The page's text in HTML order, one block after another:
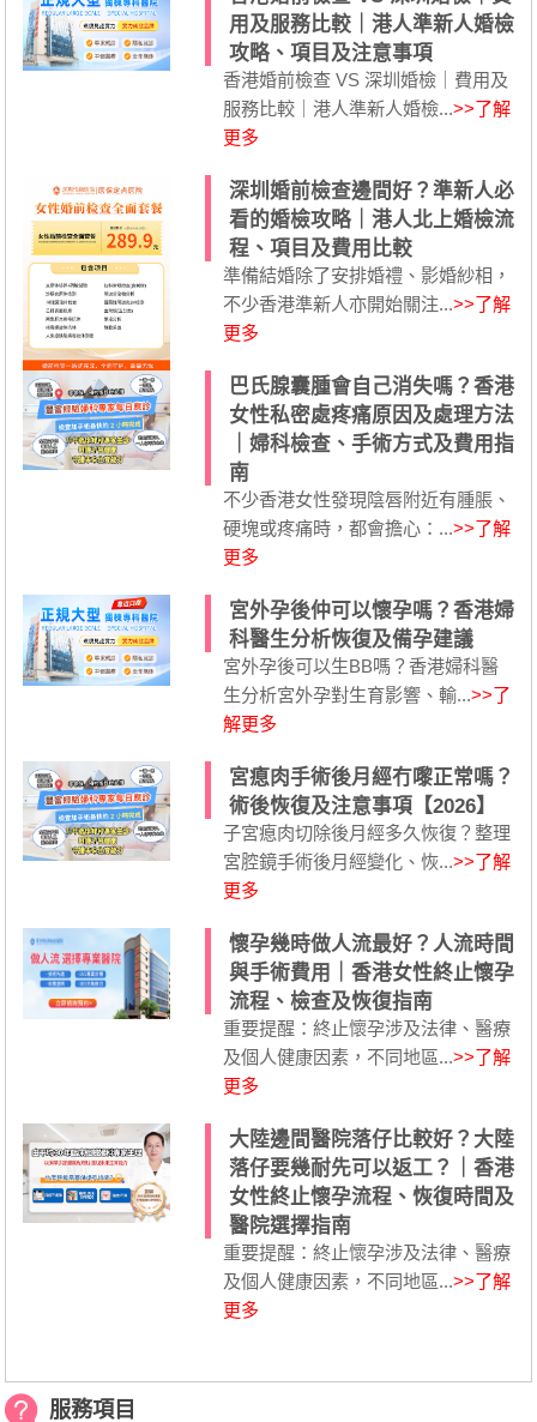
用及服務比較｜港人準新人婚檢
攻略、項目及注意事項
香港婚前檢查 VS 深圳婚檢｜費用及
服務比較｜港人準新人婚檢...>>了解
更多
深圳婚前檢查邊間好？準新人必
看的婚檢攻略｜港人北上婚檢流
程、項目及費用比較
準備結婚除了安排婚禮、影婚紗相，
不少香港準新人亦開始關注...>>了解
更多
巴氏腺囊腫會自己消失嗎？香港
女性私密處疼痛原因及處理方法
｜婦科檢查、手術方式及費用指
南
不少香港女性發現陰唇附近有腫脹、
硬塊或疼痛時，都會擔心：...>>了解
更多
宮外孕後仲可以懷孕嗎？香港婦
科醫生分析恢復及備孕建議
宮外孕後可以生BB嗎？香港婦科醫
生分析宮外孕對生育影響、輸...>>了
解更多
宮瘜肉手術後月經冇嚟正常嗎？
術後恢復及注意事項【2026】
子宮瘜肉切除後月經多久恢復？整理
宮腔鏡手術後月經變化、恢...>>了解
更多
懷孕幾時做人流最好？人流時間
與手術費用｜香港女性終止懷孕
流程、檢查及恢復指南
重要提醒：終止懷孕涉及法律、醫療
及個人健康因素，不同地區...>>了解
更多
大陸邊間醫院落仔比較好？大陸
落仔要幾耐先可以返工？｜香港
女性終止懷孕流程、恢復時間及
醫院選擇指南
重要提醒：終止懷孕涉及法律、醫療
及個人健康因素，不同地區...>>了解
更多
服務項目